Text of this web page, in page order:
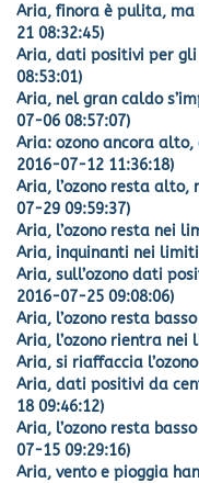
Aria, finora è pulita,
21 08:32:45)
Aria, dati positivi per
08:53:01)
Aria, nel gran caldo
07-06 08:57:07)
Aria: ozono ancora
2016-07-12 11:36:18)
Aria, l’ozono resta alto,
07-29 09:59:37)
Aria, l’ozono resta nei
Aria, inquinanti nei
Aria, sull’ozono dati
2016-07-25 09:08:06)
Aria, l’ozono resta
Aria, l’ozono rientra nei
Aria, si riaffaccia
Aria, dati positivi da
18 09:46:12)
Aria, l’ozono resta
07-15 09:29:16)
Aria, vento e pioggia